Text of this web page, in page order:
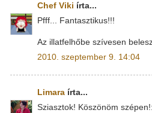
Chef Viki írta...
Pfff... Fantasztikus!!!
Az illatfelhőbe szívesen
2010. szeptember 9. 14:04
Limara írta...
Sziasztok! Köszönöm